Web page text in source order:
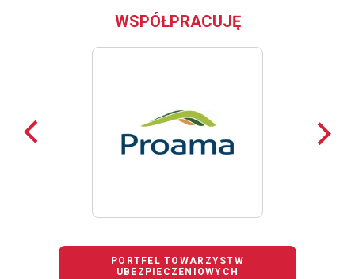
WSPÓŁPRACUJĘ
Poprzednie
loga
loga
PORTFEL TOWARZYSTW
UBEZPIECZENIOWYCH